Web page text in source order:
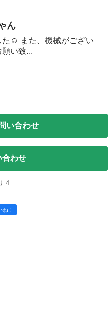
ん
た☺ また、機械がござい
い致...
い合わせ
合わせ
4
ね！